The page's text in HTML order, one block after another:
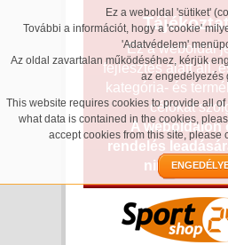
Ez a weboldal 'sütiket'
További a információt, hogy a 'cookie'
'Adatvédelem'
Az oldal zavartalan működéséhez, kérjük
az engedélyezés
This website requires cookies to provide all
what data is contained in the cookies,
accept cookies from this site, please
Ez a weboldal
fejlesztés alatt áll,
kategória- és
célokat
A weboldalon
rendelés
nincs